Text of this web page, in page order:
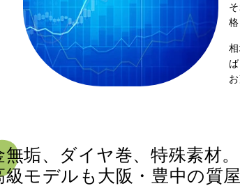
無垢、ダイヤ巻、特殊素材。
級モデルも 大阪・豊中の質